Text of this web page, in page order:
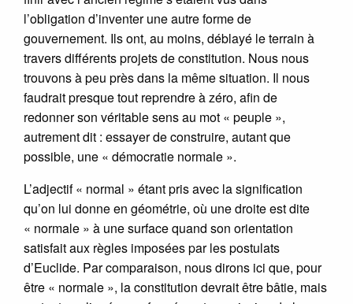
l’obligation d’inventer une autre forme de
gouvernement. Ils ont, au moins, déblayé le terrain à
travers différents projets de constitution. Nous nous
trouvons à peu près dans la même situation. Il nous
faudrait presque tout reprendre à zéro, afin de
redonner son véritable sens au mot « peuple »,
autrement dit : essayer de construire, autant que
possible, une « démocratie normale ».
L’adjectif « normal » étant pris avec la signification
qu’on lui donne en géométrie, où une droite est dite
« normale » à une surface quand son orientation
satisfait aux règles imposées par les postulats
d’Euclide. Par comparaison, nous dirons ici que, pour
être « normale », la constitution devrait être bâtie, mais